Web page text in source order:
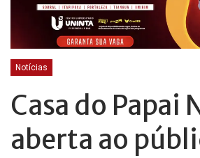
Notícias
Casa do Papai
aberta ao